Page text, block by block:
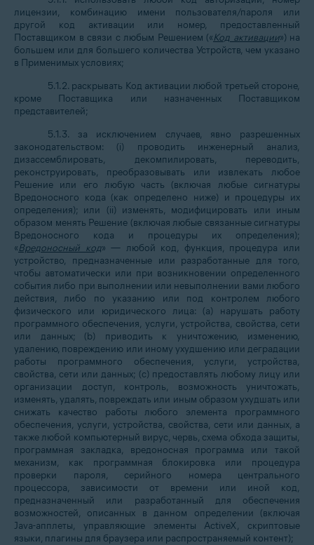
лицензии, комбинацию имени пользователя/пароля или
другой код активации или номер, предоставленный
Поставщиком в связи с любым Решением («Код активации») на
большем или для большего количества Устройств, чем указано
в Применимых условиях;
5.1.2. раскрывать Код активации любой третьей стороне,
кроме Поставщика или назначенных Поставщиком
представителей;
5.1.3. за исключением случаев, явно разрешенных
законодательством: (i) проводить инженерный анализ,
дизассемблировать, декомпилировать, переводить,
реконструировать, преобразовывать или извлекать любое
Решение или его любую часть (включая любые сигнатуры
Вредоносного кода (как определено ниже) и процедуры их
определения); или (ii) изменять, модифицировать или иным
образом менять Решение (включая любые связанные сигнатуры
Вредоносного кода и процедуры их определения);
«Вредоносный код» — любой код, функция, процедура или
устройство, предназначенные или разработанные для того,
чтобы автоматически или при возникновении определенного
события либо при выполнении или невыполнении вами любого
действия, либо по указанию или под контролем любого
физического или юридического лица: (а) нарушать работу
программного обеспечения, услуги, устройства, свойства, сети
или данных; (b) приводить к уничтожению, изменению,
удалению, повреждению или иному ухудшению или деградации
работы программного обеспечения, услуги, устройства,
свойства, сети или данных; (с) предоставлять любому лицу или
организации доступ, контроль, возможность уничтожать,
изменять, удалять, повреждать или иным образом ухудшать или
снижать качество работы любого элемента программного
обеспечения, услуги, устройства, свойства, сети или данных, а
также любой компьютерный вирус, червь, схема обхода защиты,
программная закладка, вредоносная программа или такой
механизм, как программная блокировка или процедура
проверки пароля, серийного номера центрального
процессора, зависимости от времени или иной код,
предназначенный или разработанный для обеспечения
возможностей, описанных в данном определении (включая
Java-апплеты, управляющие элементы ActiveX, скриптовые
языки, плагины для браузера или распространяемый контент);